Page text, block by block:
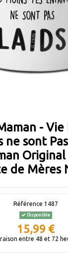
-
ne sont
de Mères
Référence 1487
Disponible
15,99 €
entre 48 et 72